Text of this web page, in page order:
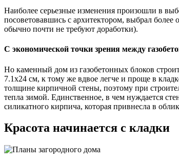
Наиболее серьезные изменения произошли в
посоветовавшись с архитектором, выбрал
обычно почти не требуют доработки).
С экономической точки зрения между
Но каменный дом из газобетонных блоков
7.1х24 см, к тому же вдвое легче и проще в
толщине кирпичной стены, поэтому при
тепла зимой. Единственное, в чем нуждается
силикатного кирпича, ко­торая привнесла в
Красота начинается с кладки